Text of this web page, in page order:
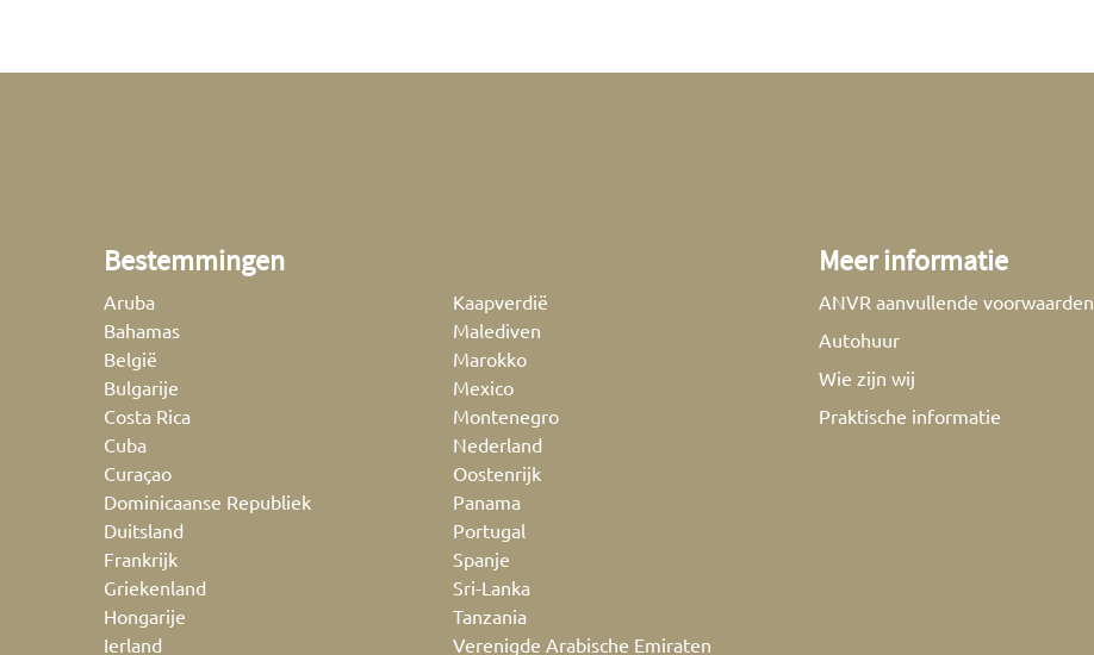
Bestemmingen
Aruba
Bahamas
België
Bulgarije
Costa Rica
Cuba
Curaçao
Dominicaanse Republiek
Duitsland
Frankrijk
Griekenland
Hongarije
Ierland
Kaapverdië
Malediven
Marokko
Mexico
Montenegro
Nederland
Oostenrijk
Panama
Portugal
Spanje
Sri-Lanka
Tanzania
Verenigde Arabische Emiraten
Meer informatie
ANVR aanvullende voorwaarden
Autohuur
Wie zijn wij
Praktische informatie